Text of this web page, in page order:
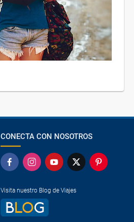
CONECTA CON NOSOTROS
Visita nuestro Blog de Viajes